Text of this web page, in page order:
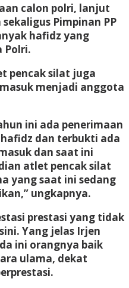
calon polri, lanjut
Pimpinan PP
hafidz yang
Polri.
pencak silat juga
menjadi anggota
ini ada penerimaan
dan terbukti ada
dan saat ini
atlet pencak silat
yang saat ini sedang
ungkapnya.
prestasi yang tidak
Yang jelas Irjen
ini orangnya baik
ulama, dekat